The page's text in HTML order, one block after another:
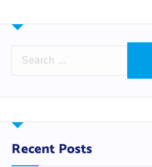
r
h
f
o
Recent Posts